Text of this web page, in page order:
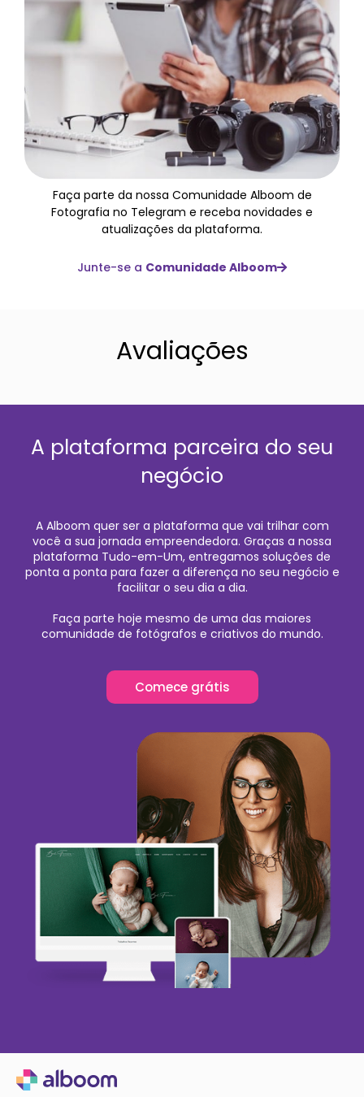
Faça parte da nossa Comunidade Alboom de
Fotografia no Telegram e receba novidades e
atualizações da plataforma.
Junte-se a Comunidade Alboom
Avaliações
A plataforma parceira do seu
negócio
A Alboom quer ser a plataforma que vai trilhar com
você a sua jornada empreendedora. Graças a nossa
plataforma Tudo-em-Um, entregamos soluções de
ponta a ponta para fazer a diferença no seu negócio e
facilitar o seu dia a dia.
Faça parte hoje mesmo de uma das maiores
comunidade de fotógrafos e criativos do mundo.
Comece grátis